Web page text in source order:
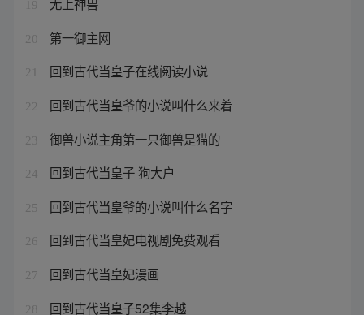
19
20 第一御主网
21 回到古代当皇子在线阅读小说
22 回到古代当皇爷的小说叫什么来着
23 御兽小说主角第一只御兽是猫的
24 回到古代当皇子 狗大户
25 回到古代当皇爷的小说叫什么名字
26 回到古代当皇妃电视剧免费观看
27 回到古代当皇妃漫画
28 回到古代当皇子52集李越